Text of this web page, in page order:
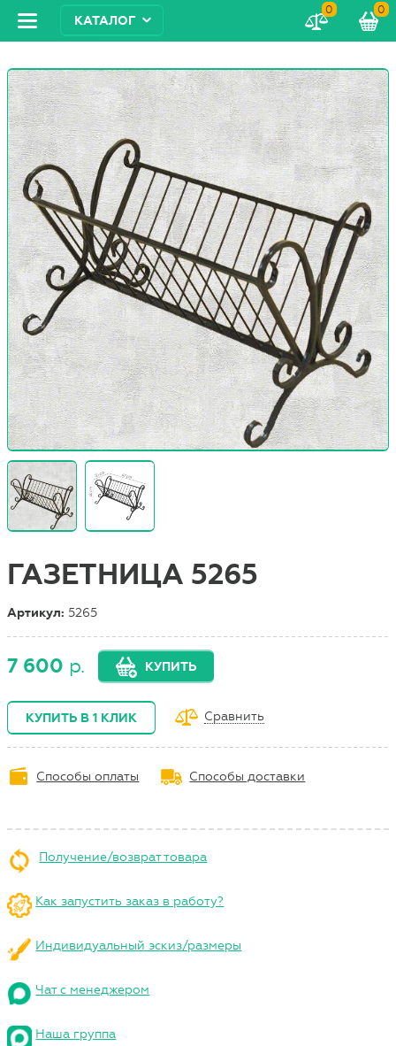
КАТАЛОГ
0 0
ГАЗЕТНИЦА 5265
Артикул: 5265
7 600 р. КУПИТЬ
КУПИТЬ В 1 КЛИК Сравнить
Способы оплаты Способы доставки
Получение/возврат товара
Как запустить заказ в работу?
Индивидуальный эскиз/размеры
Чат с менеджером
Наша группа